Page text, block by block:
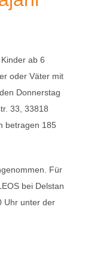
ab 6
oder Väter mit
Donnerstag
33, 33818
betragen 185
Für
bei Delstan
Uhr unter der